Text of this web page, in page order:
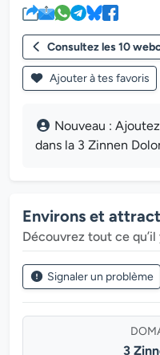
Consultez les 10
Ajouter à tes favoris
Nouveau :
dans la 3 Zinnen
Environs et
Découvrez tout ce
Signaler un problème
3